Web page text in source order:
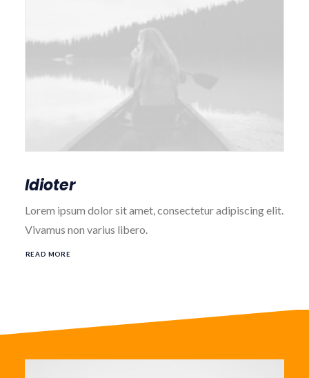
Idioter
Lorem ipsum dolor sit amet, consectetur adipiscing elit.
Vivamus non varius libero.
READ MORE